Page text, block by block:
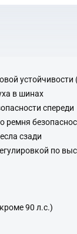
устойчивости
в шинах
спереди
ремня
сзади
по
90 л.с.)